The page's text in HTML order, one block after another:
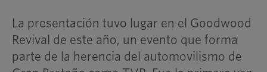
La presentación tuvo lugar en el Goodwood
Revival de este año, un evento que forma
parte de la herencia del automovilismo de